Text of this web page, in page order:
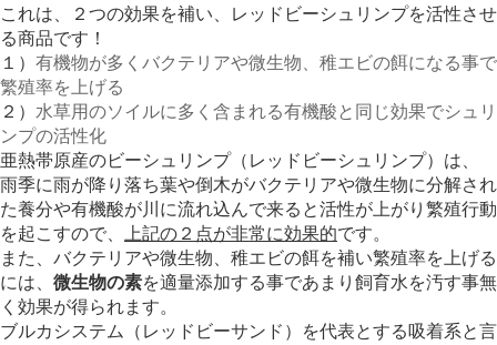
これは、２つの効果を補い、レッドビーシュリンプを活性させ
る商品です！
１） 有機物が多くバクテリアや微生物、稚エビの餌になる事で
繁殖率を上げる
２） 水草用のソイルに多く含まれる有機酸と同じ効果でシュリ
ンプの活性化
亜熱帯原産のビーシュリンプ（レッドビーシュリンプ）は、
雨季に雨が降り落ち葉や倒木がバクテリアや微生物に分解され
た養分や有機酸が川に流れ込んで来ると活性が上がり繁殖行動
を起こすので、
上記の２点が非常に効果的です。
また、バクテリアや微生物、稚エビの餌を補い繁殖率を上げる
には、 微生物の素を適量添加する事であまり飼育水を汚す事無
く効果が得られます。
ブルカシステム（レッドビーサンド）を代表とする吸着系と言